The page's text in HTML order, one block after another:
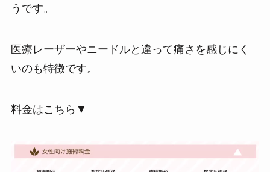
うです。
医療レーザーやニードルと違って痛さを感じにく
いのも特徴です。
料金はこちら▼